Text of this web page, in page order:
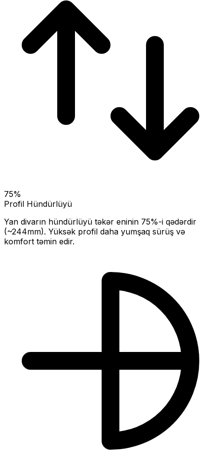
75%
Profil Hündürlüyü
Yan divarın hündürlüyü təkər eninin 75%-i qədərdir
(~244mm). Yüksək profil daha yumşaq sürüş və
komfort təmin edir.